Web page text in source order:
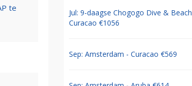
te
Jul: 9-daagse Chogogo Dive & Beach
Curacao €1056
Sep: Amsterdam - Curacao €569